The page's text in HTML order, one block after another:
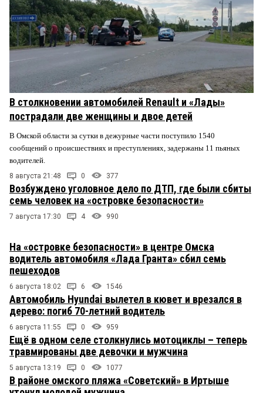
В столкновении автомобилей Renault и «Лады»
пострадали две женщины и двое детей
В Омской области за сутки в дежурные части поступило 1540
сообщений о происшествиях и преступлениях, задержаны 11 пьяных
водителей.
8 августа 21:48 0 377
Возбуждено уголовное дело по ДТП, где были сбиты
семь человек на «островке безопасности»
7 августа 17:30 4 990
На «островке безопасности» в центре Омска
водитель автомобиля «Лада Гранта» сбил семь
пешеходов
6 августа 18:02 6 1546
Автомобиль Hyundai вылетел в кювет и врезался в
дерево: погиб 70-летний водитель
6 августа 11:55 0 959
Ещё в одном селе столкнулись мотоциклы – теперь
травмированы две девочки и мужчина
5 августа 13:19 0 1077
В районе омского пляжа «Советский» в Иртыше